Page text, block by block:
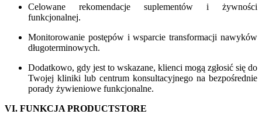
Celowane rekomendacje suplementów i żywności
funkcjonalnej.
Monitorowanie postępów i wsparcie transformacji nawyków
długoterminowych.
Dodatkowo, gdy jest to wskazane, klienci mogą zgłosić się do
Twojej kliniki lub centrum konsultacyjnego na bezpośrednie
porady żywieniowe funkcjonalne.
VI. FUNKCJA PRODUCTSTORE